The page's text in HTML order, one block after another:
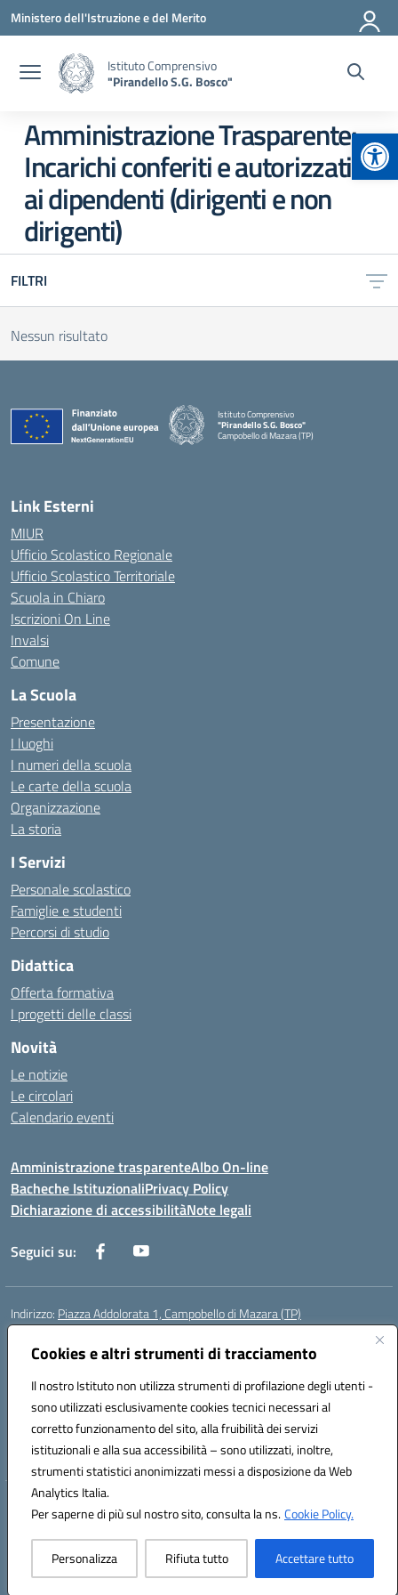
Cookies e altri strumenti di tracciamento
Il nostro Istituto non utilizza strumenti di profilazione degli utenti -
sono utilizzati esclusivamente cookies tecnici necessari al
corretto funzionamento del sito, alla fruibilità dei servizi
istituzionali e alla sua accessibilità – sono utilizzati, inoltre,
strumenti statistici anonimizzati messi a disposizione da Web
Analytics Italia.
Per saperne di più sul nostro sito, consulta la ns.Cookie Policy.
Personalizza Rifiuta tutto Accettare tutto
Vai ai contenuti
Vai al menu di navigazione
Vai al footer
Ministero dell'Istruzione e del Merito
Istituto Comprensivo
"Pirandello S.G. Bosco"
Amministrazione Trasparente:
Incarichi conferiti e autorizzati
ai dipendenti (dirigenti e non
dirigenti)
FILTRI
Nessun risultato
Istituto Comprensivo
"Pirandello S.G. Bosco"
Campobello di Mazara (TP)
— Visita la pagina iniziale della scuola
Link Esterni
MIUR
Ufficio Scolastico Regionale
Ufficio Scolastico Territoriale
Scuola in Chiaro
Iscrizioni On Line
Invalsi
Comune
La Scuola
Presentazione
I luoghi
I numeri della scuola
Le carte della scuola
Organizzazione
La storia
I Servizi
Personale scolastico
Famiglie e studenti
Percorsi di studio
Didattica
Offerta formativa
I progetti delle classi
Novità
Le notizie
Le circolari
Calendario eventi
Amministrazione trasparenteAlbo On-line
Bacheche IstituzionaliPrivacy Policy
Dichiarazione di accessibilitàNote legali
Seguici su:
Indirizzo: Piazza Addolorata 1, Campobello di Mazara (TP)
Centralino:
Posta elettronica certificata (PEC):tpic81800e@pec.istruzione.it
Codice fiscale: 81000910810
Codice meccanografico:TPIC81800E
Codice Indice delle Pubbliche Amministrazioni (IPA): istsc_tpic81800e
Codice unico di fatturazione (CUF): BAFXZG
Hosting & Powered by 3D Solution S.r.l.
Concept & Design by Designers Italia